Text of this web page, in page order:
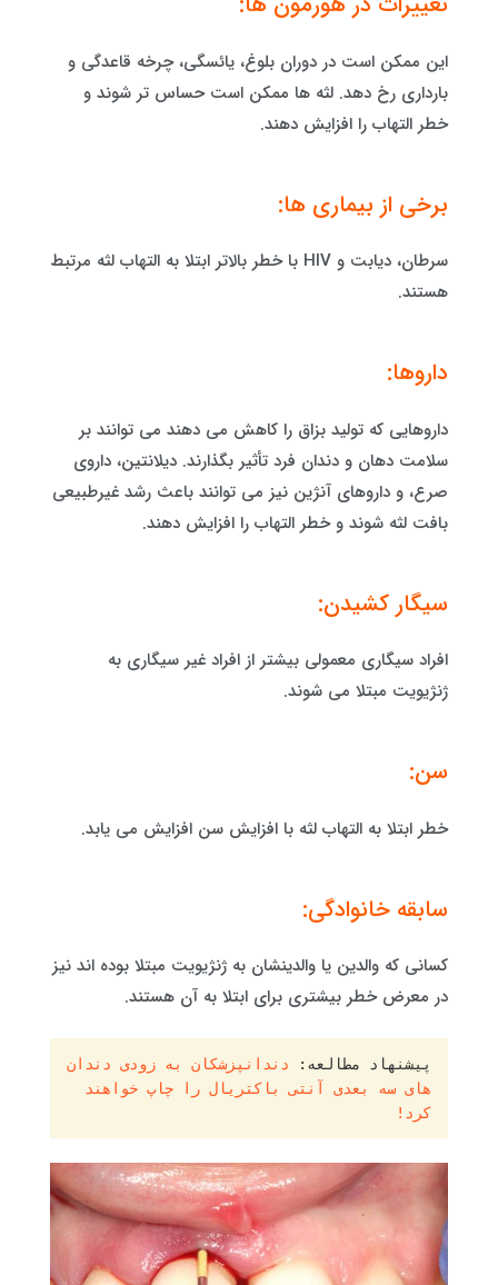
این ممکن است در دوران بلوغ، یائسگی، چرخه قاعدگی و
بارداری رخ دهد. لثه ها ممکن است حساس تر شوند و
خطر التهاب را افزایش دهند.
برخی از بیماری ها:
سرطان، دیابت و HIV با خطر بالاتر ابتلا به التهاب لثه مرتبط
هستند.
داروها:
داروهایی که تولید بزاق را کاهش می دهند می توانند بر
سلامت دهان و دندان فرد تأثیر بگذارند. دیلانتین، داروی
صرع، و داروهای آنژین نیز می توانند باعث رشد غیرطبیعی
بافت لثه شوند و خطر التهاب را افزایش دهند.
سیگار کشیدن:
افراد سیگاری معمولی بیشتر از افراد غیر سیگاری به
ژنژیویت مبتلا می شوند.
سن:
خطر ابتلا به التهاب لثه با افزایش سن افزایش می یابد.
سابقه خانوادگی:
کسانی که والدین یا والدینشان به ژنژیویت مبتلا بوده اند نیز
در معرض خطر بیشتری برای ابتلا به آن هستند.
پیشنهاد مطالعه:
کرد!